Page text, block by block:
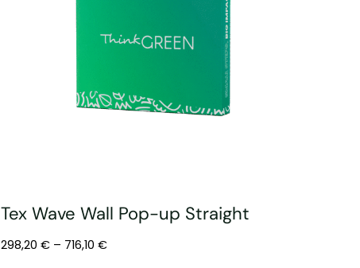
Tex Wave Wall Pop-up Straight
298,20 € – 716,10 €